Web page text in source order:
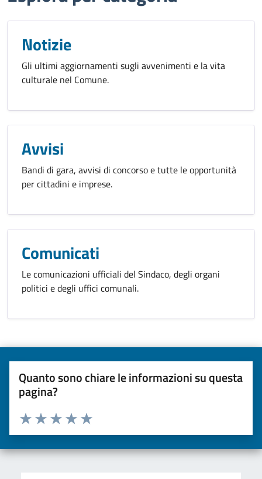
Notizie
Gli ultimi aggiornamenti sugli avvenimenti e la vita
culturale nel Comune.
Avvisi
Bandi di gara, avvisi di concorso e tutte le opportunità
per cittadini e imprese.
Comunicati
Le comunicazioni ufficiali del Sindaco, degli organi
politici e degli uffici comunali.
Quanto sono chiare le informazioni su questa
pagina?
Valuta da 1 a 5 stelle la pagina
Valuta 5 stelle su 5
Valuta 4 stelle su 5
Valuta 3 stelle su 5
Valuta 2 stelle su 5
Valuta una stella su 5